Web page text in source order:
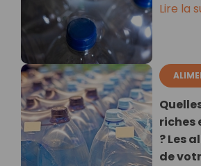
Lire la
riches
? Les
de